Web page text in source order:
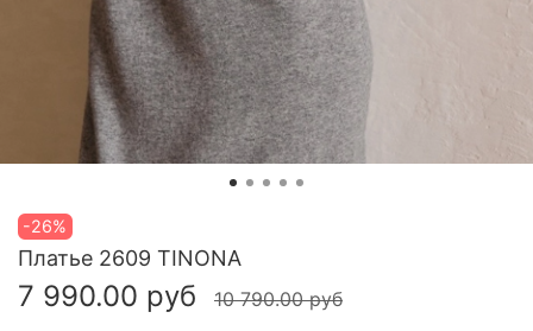
-26%
Платье 2609 TINONA
7 990.00 руб 10 790.00 руб